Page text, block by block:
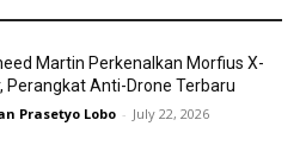
Martin Perkenalkan Morfius X-
Perangkat Anti-Drone Terbaru
Prasetyo Lobo - July 22, 2026